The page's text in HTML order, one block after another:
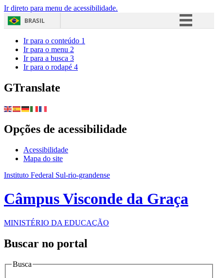
Ir direto para menu de acessibilidade.
BRASIL
Ir para o conteúdo 1
Ir para o menu 2
Ir para a busca 3
Ir para o rodapé 4
GTranslate
Opções de acessibilidade
Acessibilidade
Mapa do site
Instituto Federal Sul-rio-grandense
Câmpus Visconde da Graça
MINISTÉRIO DA EDUCAÇÃO
Buscar no portal
Busca